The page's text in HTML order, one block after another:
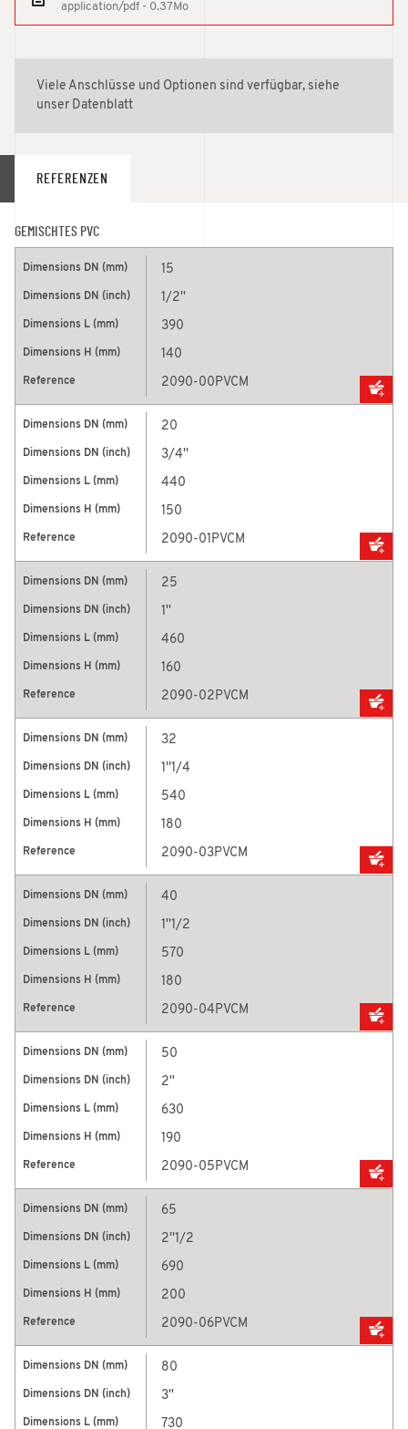
application/pdf - 0.37Mo
Viele Anschlüsse und Optionen sind verfügbar, siehe
unser Datenblatt
REFERENZEN
GEMISCHTES PVC
15
1/2''
390
140
2090-00PVCM
20
3/4''
440
150
2090-01PVCM
25
1''
460
160
2090-02PVCM
32
1''1/4
540
180
2090-03PVCM
40
1''1/2
570
180
2090-04PVCM
50
2''
630
190
2090-05PVCM
65
2''1/2
690
200
2090-06PVCM
80
3''
730